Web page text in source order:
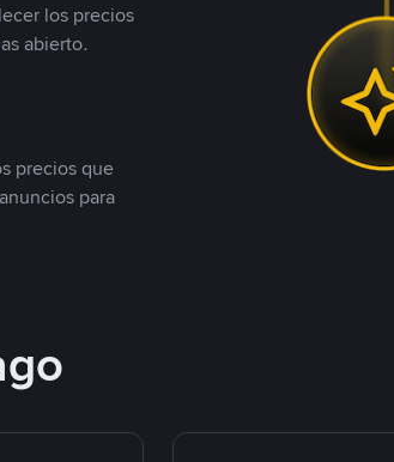
los precios
abierto.
precios que
para